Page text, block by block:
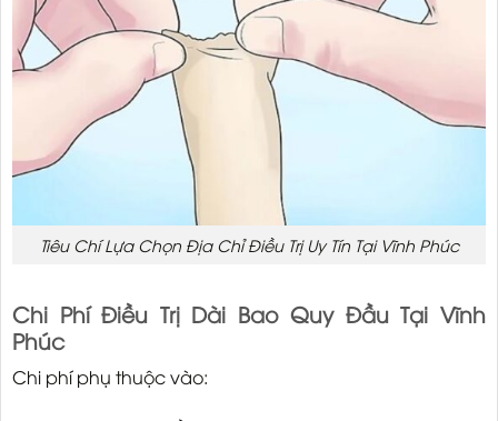
Tiêu Chí Lựa Chọn Địa Chỉ Điều Trị Uy Tín Tại Vĩnh Phúc
Chi Phí Điều Trị Dài Bao Quy Đầu Tại Vĩnh
Phúc
Chi phí phụ thuộc vào: